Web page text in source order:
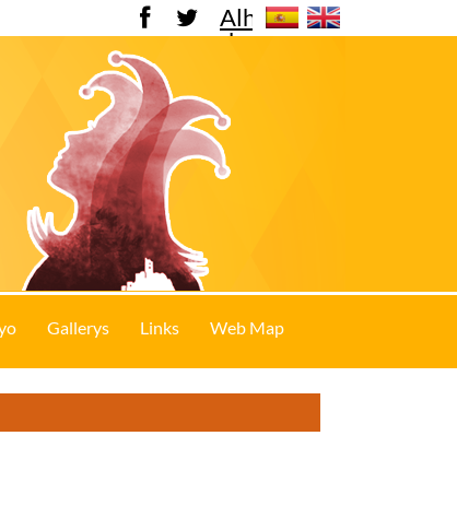
Alhama
de
Gallerys Links Web Map